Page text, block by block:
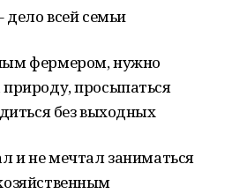
дело всей семьи
фермером, нужно
просыпаться
без выходных
и не мечтал заниматься